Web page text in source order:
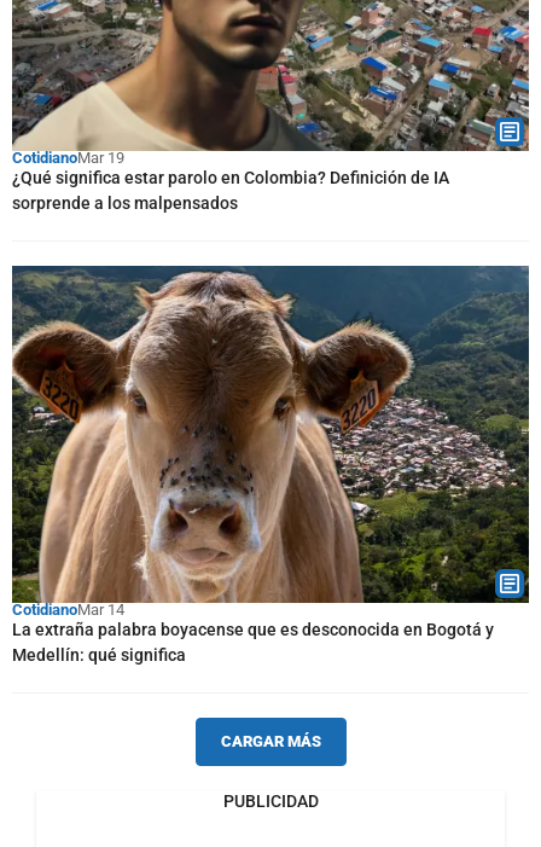
CotidianoMar 19
¿Qué significa estar parolo en Colombia? Definición de IA
sorprende a los malpensados
CotidianoMar 14
La extraña palabra boyacense que es desconocida en Bogotá y
Medellín: qué significa
CARGAR MÁS
PUBLICIDAD